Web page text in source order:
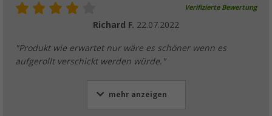
Verifizierte Bewertung
Richard F. 22.07.2022
"Produkt wie erwartet nur wäre es schöner wenn es
aufgerollt verschickt werden würde."
mehr anzeigen